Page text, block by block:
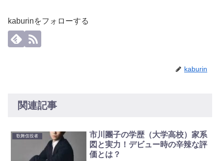
kaburinをフォローする
kaburin
関連記事
歌舞伎役者
市川團子の学歴（大学高校）家系
図と実力！デビュー時の辛辣な評
価とは？